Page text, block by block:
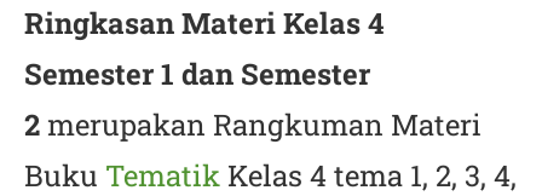
Ringkasan Materi Kelas 4
Semester 1 dan Semester
2merupakan Rangkuman Materi
Buku Tematik Kelas 4 tema 1, 2, 3, 4,